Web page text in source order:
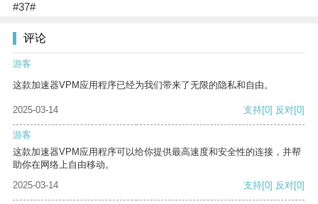
#37#
评论
游客
这款加速器VPM应用程序已经为我们带来了无限的隐私和自由。
2025-03-14 支持[0] 反对[0]
游客
这款加速器VPM应用程序可以给你提供最高速度和安全性的连接，并帮
助你在网络上自由移动。
2025-03-14
支持[0] 反对[0]